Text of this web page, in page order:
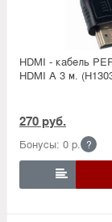
HDMI - кабель
HDMI A 3 м.
270 руб.
Бонусы: 0 р. ?
